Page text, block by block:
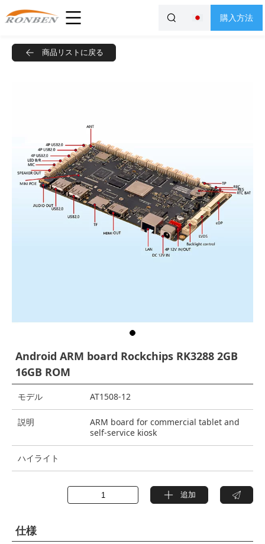
購入方法
商品リストに戻る
Android ARM board Rockchips RK3288 2GB
16GB ROM
モデル AT1508-12
説明
ARM board for commercial tablet and
self-service kiosk
ハイライト
追加
仕様